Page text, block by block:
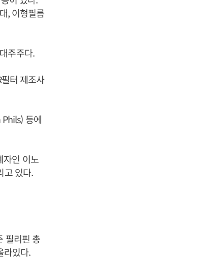
, 이형필름
주주다.
터 제조사
등에
자인 이노
고 있다.
필리핀 총
라있다.